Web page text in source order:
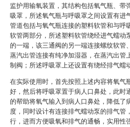
监护用输氧装置，其结构包括氧气瓶、带
吸罩，所述氧气瓶与呼吸罩之间设置有进
管道包括与氧气瓶连接的塑料软管和与呼
软管两部分，所述塑料软管绕经进气蠕动
的一端，该三通阀的另一端连接螺纹软管
蒸汽出管连接有纯净加湿器，在蒸汽出管
制阀；所述呼吸罩上还设置有绕经排气蠕
在实际使用时，首先按照上述内容将氧气
好，然后将呼吸罩置于病人口鼻处，此时
的帮助将氧气输入到病人口鼻处，降低了
度，同时设计有连接排气蠕动泵的排气管
行，进而方便吸氧和排气的通畅，实用性